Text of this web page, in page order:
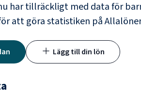
har tillräckligt med data för
att göra statistiken på
Lägg till din lön